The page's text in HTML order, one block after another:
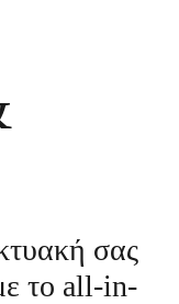
σας
το all-in-